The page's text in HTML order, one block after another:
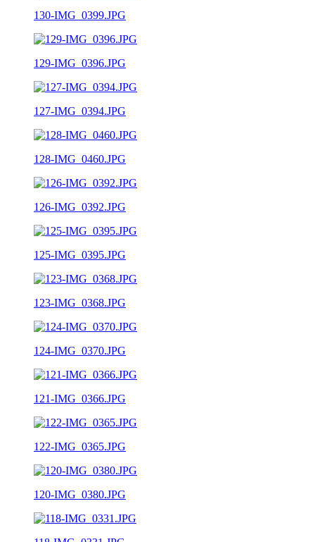
130-IMG_0399.JPG
129-IMG_0396.JPG
127-IMG_0394.JPG
128-IMG_0460.JPG
126-IMG_0392.JPG
125-IMG_0395.JPG
123-IMG_0368.JPG
124-IMG_0370.JPG
121-IMG_0366.JPG
122-IMG_0365.JPG
120-IMG_0380.JPG